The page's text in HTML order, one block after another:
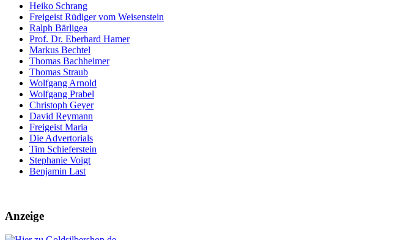
Heiko Schrang
Freigeist Rüdiger vom Weisenstein
Ralph Bärligea
Prof. Dr. Eberhard Hamer
Markus Bechtel
Thomas Bachheimer
Thomas Straub
Wolfgang Arnold
Wolfgang Prabel
Christoph Geyer
David Reymann
Freigeist Maria
Die Advertorials
Tim Schieferstein
Stephanie Voigt
Benjamin Last
Anzeige